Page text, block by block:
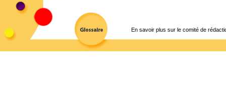
En savoir plus sur le comité de